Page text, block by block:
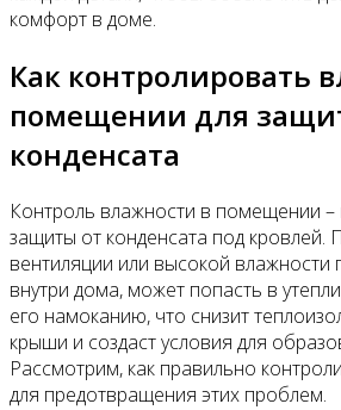
комфорт в доме.
Как контролировать
помещении для
конденсата
Контроль влажности в помещении –
защиты от конденсата под кровлей.
вентиляции или высокой
внутри дома, может попасть в
его намоканию, что снизит
крыши и создаст условия для
Рассмотрим, как правильно
для предотвращения этих проблем.